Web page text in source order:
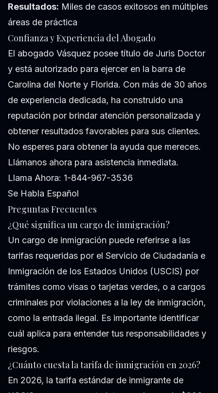
Resultados: Miles de casos exitosos en múltiples
áreas de práctica
Confianza y Experiencia del Abogado
El abogado Vásquez posee título de Juris Doctor
y está autorizado para ejercer en la barra de
Carolina del Norte y Florida. Con más de 30 años
de experiencia dedicada, ha construido una
reputación por brindar atención personalizada y
obtener resultados favorables para sus clientes.
No esperes para obtener la ayuda que mereces.
Llámanos ahora para asistencia inmediata.
Llama Ahora: 1-844-967-3536
Se Habla Español
Preguntas Frecuentes
¿Qué significa un cargo de inmigración?
Un cargo de inmigración puede referirse a las
tarifas requeridas por el Servicio de Ciudadanía e
Inmigración de los Estados Unidos (USCIS) por
trámites como visas o tarjetas verdes, o a cargos
criminales por violaciones a la ley de inmigración,
como la entrada ilegal. Es importante identificar
cuál aplica para entender tus responsabilidades y
riesgos.
¿Cuánto cuesta la tarifa de inmigración en 2026?
En 2026, la tarifa estándar de inmigrante de